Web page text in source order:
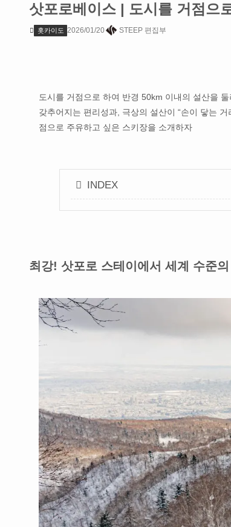
삿포로베이스 | 도시를 거점으
홋카이도 2026/01/20 STEEP 편집부
도시를 거점으로 하여 반경 50km 이내의 설산을
갖추어지는 편리성과, 극상의 설산이 “손이 닿는
점으로 주유하고 싶은 스키장을 소개하자
INDEX
최강! 삿포로 스테이에서 세계 수준